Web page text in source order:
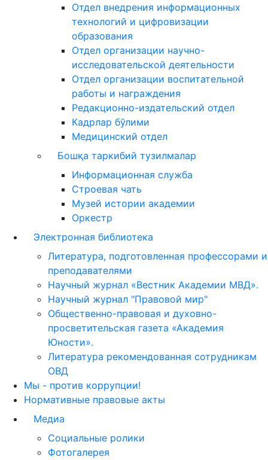
Отдел внедрения информационных
технологий и цифровизации
образования
Отдел организации научно-
исследовательской деятельности
Отдел организации воспитательной
работы и награждения
Редакционно-издательский отдел
Кадрлар бўлими
Медицинский отдел
Бошқа таркибий тузилмалар
Информационная служба
Строевая чать
Музей истории академии
Оркестр
Электронная библиотека
Литература, подготовленная профессорами и
преподавателями
Научный журнал «Вестник Академии МВД».
Научный журнал "Правовой мир"
Общественно-правовая и духовно-
просветительская газета «Академия
Юности».
Литература рекомендованная сотрудникам
ОВД
Мы - против коррупции!
Нормативные правовые акты
Медиа
Социальные ролики
Фотогалерея